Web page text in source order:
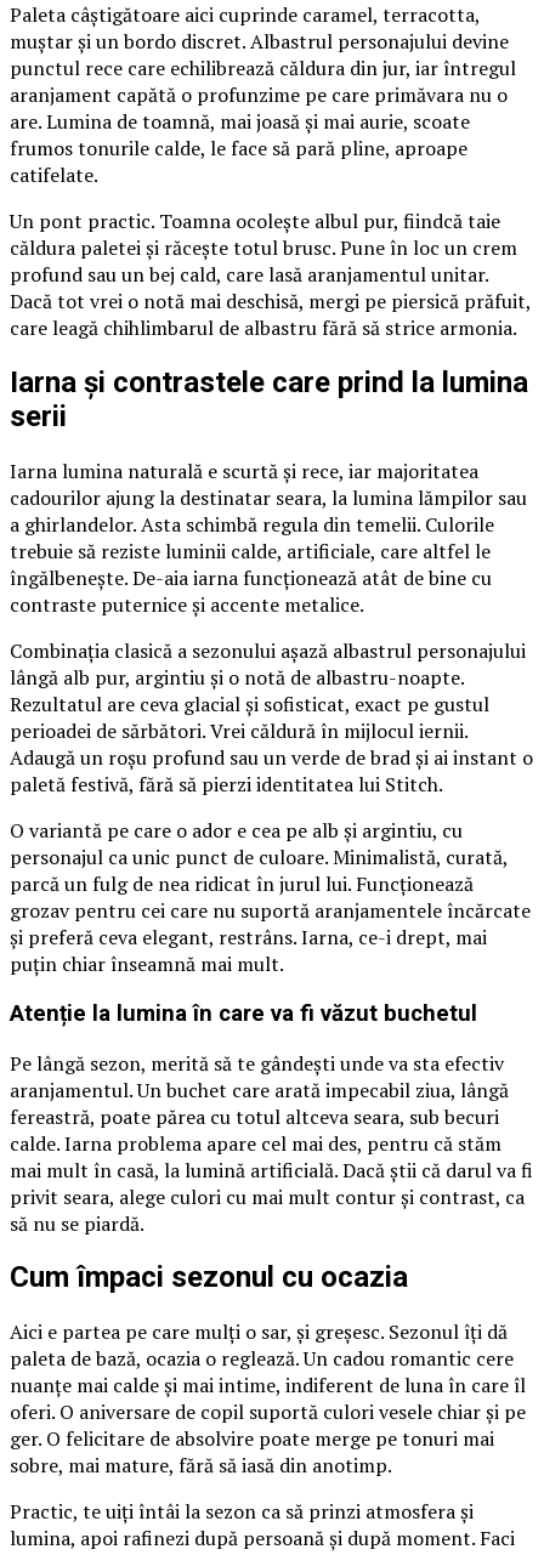
Paleta câștigătoare aici cuprinde caramel, terracotta,
muștar și un bordo discret. Albastrul personajului devine
punctul rece care echilibrează căldura din jur, iar întregul
aranjament capătă o profunzime pe care primăvara nu o
are. Lumina de toamnă, mai joasă și mai aurie, scoate
frumos tonurile calde, le face să pară pline, aproape
catifelate.
Un pont practic. Toamna ocolește albul pur, fiindcă taie
căldura paletei și răcește totul brusc. Pune în loc un crem
profund sau un bej cald, care lasă aranjamentul unitar.
Dacă tot vrei o notă mai deschisă, mergi pe piersică prăfuit,
care leagă chihlimbarul de albastru fără să strice armonia.
Iarna și contrastele care prind la lumina
serii
Iarna lumina naturală e scurtă și rece, iar majoritatea
cadourilor ajung la destinatar seara, la lumina lămpilor sau
a ghirlandelor. Asta schimbă regula din temelii. Culorile
trebuie să reziste luminii calde, artificiale, care altfel le
îngălbenește. De-aia iarna funcționează atât de bine cu
contraste puternice și accente metalice.
Combinația clasică a sezonului așază albastrul personajului
lângă alb pur, argintiu și o notă de albastru-noapte.
Rezultatul are ceva glacial și sofisticat, exact pe gustul
perioadei de sărbători. Vrei căldură în mijlocul iernii.
Adaugă un roșu profund sau un verde de brad și ai instant o
paletă festivă, fără să pierzi identitatea lui Stitch.
O variantă pe care o ador e cea pe alb și argintiu, cu
personajul ca unic punct de culoare. Minimalistă, curată,
parcă un fulg de nea ridicat în jurul lui. Funcționează
grozav pentru cei care nu suportă aranjamentele încărcate
și preferă ceva elegant, restrâns. Iarna, ce-i drept, mai
puțin chiar înseamnă mai mult.
Atenție la lumina în care va fi văzut buchetul
Pe lângă sezon, merită să te gândești unde va sta efectiv
aranjamentul. Un buchet care arată impecabil ziua, lângă
fereastră, poate părea cu totul altceva seara, sub becuri
calde. Iarna problema apare cel mai des, pentru că stăm
mai mult în casă, la lumină artificială. Dacă știi că darul va fi
privit seara, alege culori cu mai mult contur și contrast, ca
să nu se piardă.
Cum împaci sezonul cu ocazia
Aici e partea pe care mulți o sar, și greșesc. Sezonul îți dă
paleta de bază, ocazia o reglează. Un cadou romantic cere
nuanțe mai calde și mai intime, indiferent de luna în care îl
oferi. O aniversare de copil suportă culori vesele chiar și pe
ger. O felicitare de absolvire poate merge pe tonuri mai
sobre, mai mature, fără să iasă din anotimp.
Practic, te uiți întâi la sezon ca să prinzi atmosfera și
lumina, apoi rafinezi după persoană și după moment. Faci